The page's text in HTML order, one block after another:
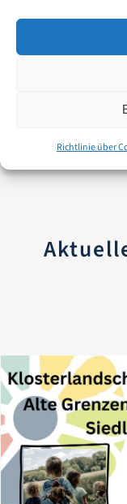
Richtlinie über